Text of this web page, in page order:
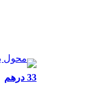
33 درهم